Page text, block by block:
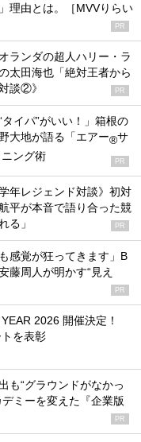
理由とは。［MVVりらい
PR
ランダの超人ハリー・ラ
太田海也「絶対王者から
談②》
PR
タイパ”がいい！」箱根の
大地が語る「エアー®サ
ニング術 PR
年レジェンド対談》初対
平が本音で語り合った競
る」
PR
感覚が狂ってきます」B
藤周人が明かす“見え
PR
2026 開催決定！
を表彰
も“グラウンドがなかっ
ミーを変えた『企業版
PR